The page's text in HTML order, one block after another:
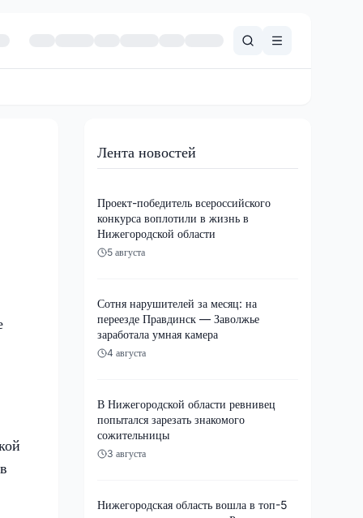
Лента новостей
Проект-победитель всероссийского
конкурса воплотили в жизнь в
Нижегородской области
5 августа
Сотня нарушителей за месяц: на
переезде Правдинск — Заволжье
заработала умная камера
4 августа
В Нижегородской области ревнивец
попытался зарезать знакомого
сожительницы
3 августа
Нижегородская область вошла в топ-5